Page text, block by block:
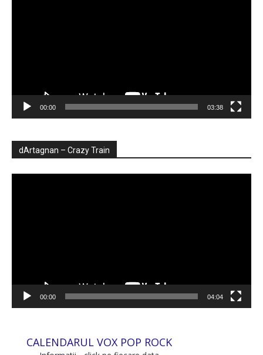
00:00 03:38
dArtagnan – Crazy Train
00:00 04:04
CALENDARUL VOX POP ROCK